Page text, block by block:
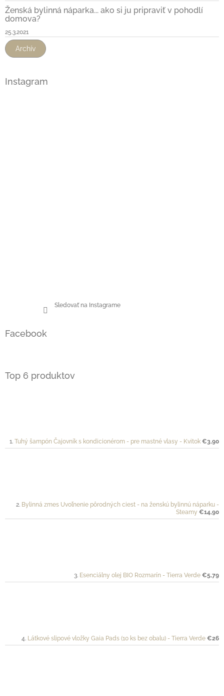
Ženská bylinná náparka... ako si ju pripraviť v pohodlí
domova?
25.3.2021
Archív
Instagram
Sledovať na Instagrame
Facebook
Top 6 produktov
Tuhý šampón Čajovník s kondicionérom - pre mastné vlasy - Kvitok €3,90
Bylinná zmes Uvoľnenie pôrodných ciest - na ženskú bylinnú náparku -
Steamy €14,90
Esenciálny olej BIO Rozmarín - Tierra Verde €5,79
Látkové slipové vložky Gaia Pads (10 ks bez obalu) - Tierra Verde €26